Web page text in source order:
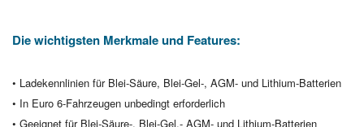
Die wichtigsten Merkmale und Features:
• Ladekennlinien für Blei-Säure, Blei-Gel-, AGM- und Lithium-Batterien
• In Euro 6-Fahrzeugen unbedingt erforderlich
• Geeignet für Blei-Säure-, Blei-Gel,- AGM- und Lithium-Batterien